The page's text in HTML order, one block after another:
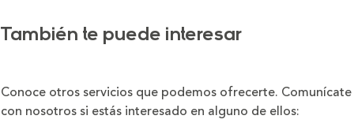
También te puede interesar
Conoce otros servicios que podemos ofrecerte. Comunícate
con nosotros si estás interesado en alguno de ellos: